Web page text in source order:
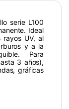
serie L100
Ideal
rayos UV, al
y a la
Para
3 años),
gráficas